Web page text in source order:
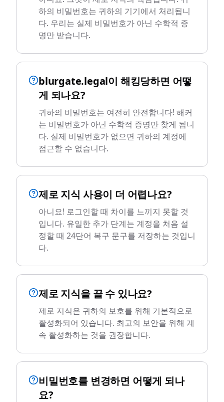
하의 비밀번호는 귀하의 기기에서 처리됩니
다. 우리는 실제 비밀번호가 아닌 수학적 증
명만 받습니다.
blurgate.legal이 해킹당하면 어떻
게 되나요?
귀하의 비밀번호는 여전히 안전합니다! 해커
는 비밀번호가 아닌 수학적 증명만 찾게 됩니
다. 실제 비밀번호가 없으면 귀하의 계정에
접근할 수 없습니다.
제로 지식 사용이 더 어렵나요?
아니요! 로그인할 때 차이를 느끼지 못할 것
입니다. 유일한 추가 단계는 계정을 처음 설
정할 때 24단어 복구 문구를 저장하는 것입니
다.
제로 지식을 끌 수 있나요?
제로 지식은 귀하의 보호를 위해 기본적으로
활성화되어 있습니다. 최고의 보안을 위해 계
속 활성화하는 것을 권장합니다.
비밀번호를 변경하면 어떻게 되나
요?